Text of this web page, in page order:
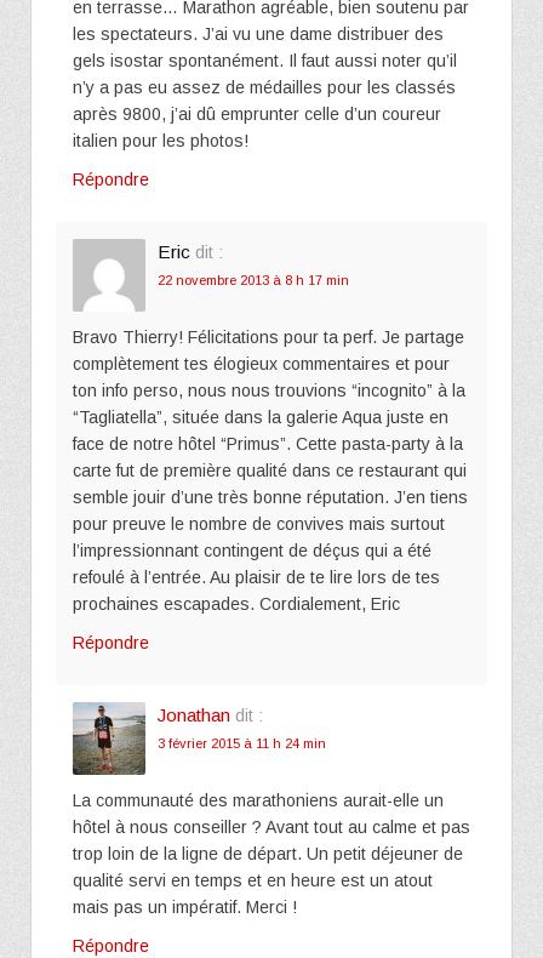
en terrasse… Marathon agréable, bien soutenu par
les spectateurs. J’ai vu une dame distribuer des
gels isostar spontanément. Il faut aussi noter qu’il
n’y a pas eu assez de médailles pour les classés
après 9800, j’ai dû emprunter celle d’un coureur
italien pour les photos!
Répondre
Eric dit :
22 novembre 2013 à 8 h 17 min
Bravo Thierry! Félicitations pour ta perf. Je partage
complètement tes élogieux commentaires et pour
ton info perso, nous nous trouvions “incognito” à la
“Tagliatella”, située dans la galerie Aqua juste en
face de notre hôtel “Primus”. Cette pasta-party à la
carte fut de première qualité dans ce restaurant qui
semble jouir d’une très bonne réputation. J’en tiens
pour preuve le nombre de convives mais surtout
l’impressionnant contingent de déçus qui a été
refoulé à l’entrée. Au plaisir de te lire lors de tes
prochaines escapades. Cordialement, Eric
Répondre
Jonathan dit :
3 février 2015 à 11 h 24 min
La communauté des marathoniens aurait-elle un
hôtel à nous conseiller ? Avant tout au calme et pas
trop loin de la ligne de départ. Un petit déjeuner de
qualité servi en temps et en heure est un atout
mais pas un impératif. Merci !
Répondre